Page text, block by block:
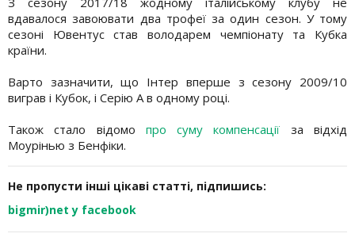
вдавалося завоювати два трофеї за один сезон. У тому
сезоні Ювентус став володарем чемпіонату та Кубка
країни.
Варто зазначити, що Інтер вперше з сезону 2009/10
виграв і Кубок, і Серію А в одному році.
Також стало відомо про суму компенсації за відхід
Моурінью з Бенфіки.
Не пропусти інші цікаві статті, підпишись:
bigmir)net у facebook